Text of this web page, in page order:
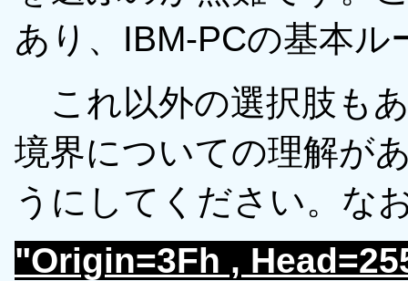
あり、IBM-PCの基本
これ以外の選択肢も
境界についての理解が
うにしてください。な
"Origin=3Fh ,